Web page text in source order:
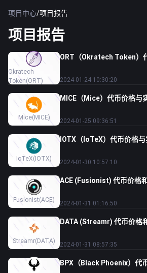
项目中心/项目报告
项目报告
Okratech
Token(ORT)
ORT（Okratech Token）
2024-01-24 10:30:20
Mice(MICE)
MICE（Mice）代币价格与
2024-01-25 09:36:51
IoTeX(IOTX)
IOTX（IoTeX）代币价格
2024-01-30 10:57:10
Fusionist(ACE)
ACE (Fusionist) 代币价格
2024-01-31 01:16:50
Streamr(DATA)
DATA (Streamr) 代币价格
2024-01-31 08:57:35
BPX（Black Phoenix）代